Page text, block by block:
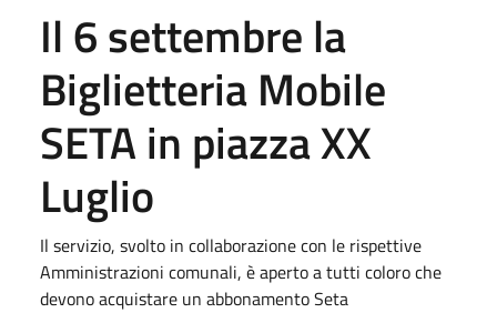
Il 6 settembre la
Biglietteria Mobile
SETA in piazza XX
Luglio
Il servizio, svolto in collaborazione con le rispettive
Amministrazioni comunali, è aperto a tutti coloro che
devono acquistare un abbonamento Seta